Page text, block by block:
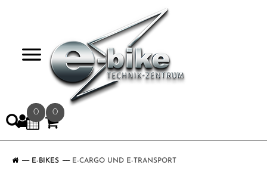
0 0
E-BIKES E-CARGO UND E-TRANSPORT